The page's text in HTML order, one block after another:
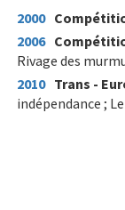
2000
2006
Rivage des
2010 Trans -
indépendance ;